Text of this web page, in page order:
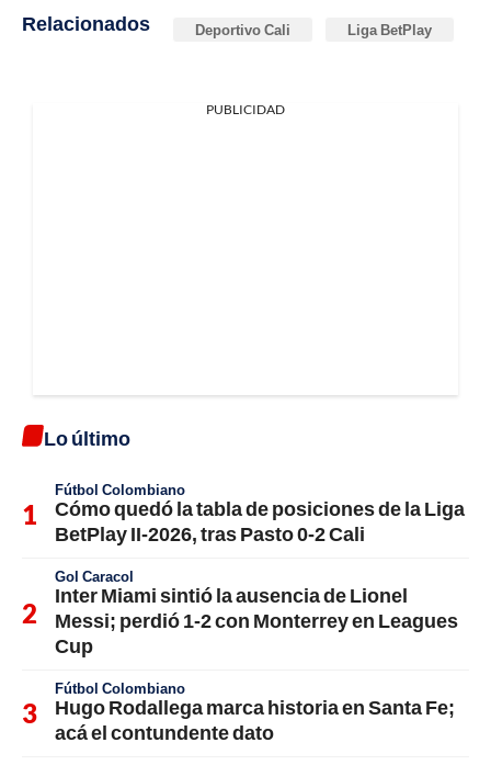
Relacionados Deportivo Cali Liga BetPlay
PUBLICIDAD
Lo último
Fútbol Colombiano
Cómo quedó la tabla de posiciones de la Liga
BetPlay II-2026, tras Pasto 0-2 Cali
Gol Caracol
Inter Miami sintió la ausencia de Lionel
Messi; perdió 1-2 con Monterrey en Leagues
Cup
Fútbol Colombiano
Hugo Rodallega marca historia en Santa Fe;
acá el contundente dato